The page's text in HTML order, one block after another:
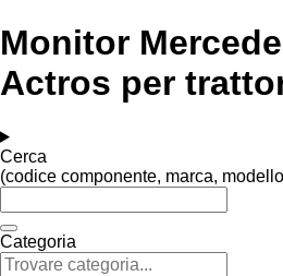
Monitor
Actros per
Cerca
(codice componente, marca,
Categoria